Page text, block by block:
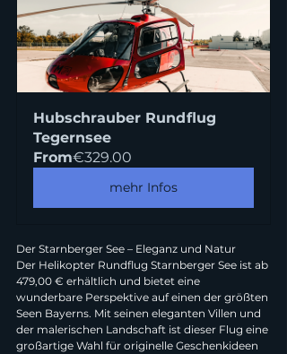
Hubschrauber Rundflug
Tegernsee
From€329.00
mehr Infos
Der Starnberger See – Eleganz und Natur
Der Helikopter Rundflug Starnberger See ist ab
479,00 € erhältlich und bietet eine
wunderbare Perspektive auf einen der größten
Seen Bayerns. Mit seinen eleganten Villen und
der malerischen Landschaft ist dieser Flug eine
großartige Wahl für originelle Geschenkideen